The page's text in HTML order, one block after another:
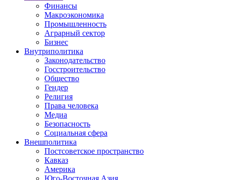
Финансы
Макроэкономика
Промышленность
Аграрный сектор
Бизнес
Внутриполитика
Законодательство
Госстроительство
Общество
Гендер
Религия
Права человека
Медиа
Безопасность
Социальная сфера
Внешполитика
Постсоветское пространство
Кавказ
Америка
Юго-Восточная Азия